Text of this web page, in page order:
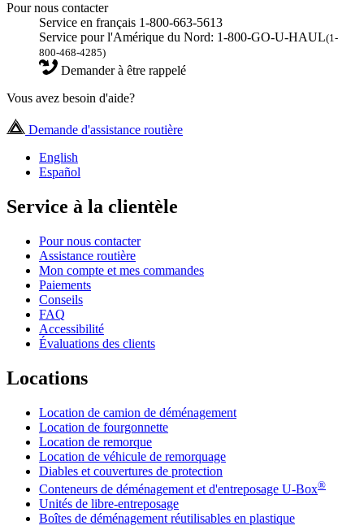
Pour nous contacter
Service en français 1-800-663-5613
Service pour l'Amérique du Nord: 1-800-GO-U-HAUL(1-
800-468-4285)
Demander à être rappelé
Vous avez besoin d'aide?
Demande d'assistance routière
English
Español
Service à la clientèle
Pour nous contacter
Assistance routière
Mon compte et mes commandes
Paiements
Conseils
FAQ
Accessibilité
Évaluations des clients
Locations
Location de camion de déménagement
Location de fourgonnette
Location de remorque
Location de véhicule de remorquage
Diables et couvertures de protection
Conteneurs de déménagement et d'entreposage U-Box®
Unités de libre-entreposage
Boîtes de déménagement réutilisables en plastique